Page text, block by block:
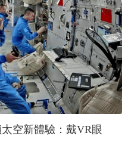
空新體驗：戴VR眼